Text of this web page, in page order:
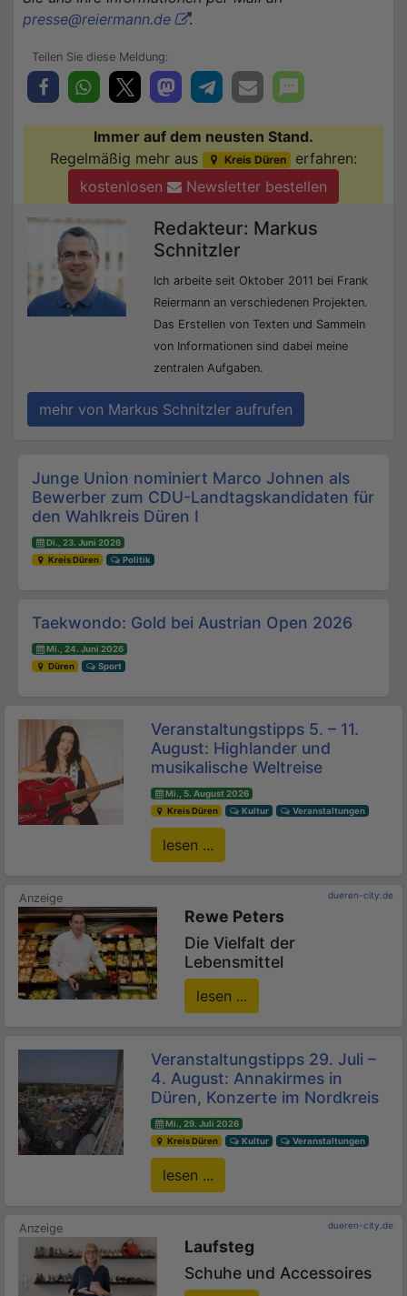
presse@reiermann.de
.
Immer auf dem neusten Stand.
Regelmäßig mehr aus
Kreis Düren erfahren:
kostenlosen
Newsletter bestellen
Redakteur: Markus
Schnitzler
Ich arbeite seit Oktober 2011 bei Frank
Reiermann an verschiedenen Projekten.
Das Erstellen von Texten und Sammeln
von Informationen sind dabei meine
zentralen Aufgaben.
mehr von Markus Schnitzler aufrufen
Beitrags-Navigation
Junge Union nominiert Marco Johnen als
Bewerber zum CDU-Landtagskandidaten für
den Wahlkreis Düren I
Di., 23. Juni 2026
Kreis Düren
Politik
Taekwondo: Gold bei Austrian Open 2026
Mi., 24. Juni 2026
Düren
Sport
Veranstaltungstipps 5. – 11.
August: Highlander und
musikalische Weltreise
Mi., 5. August 2026
Kreis Düren
Kultur Veranstaltungen
lesen ...
dueren-city.de
Rewe Peters
Die Vielfalt der
Lebensmittel
lesen ...
Veranstaltungstipps 29. Juli –
4. August: Annakirmes in
Düren, Konzerte im Nordkreis
Mi., 29. Juli 2026
Kreis Düren
Kultur Veranstaltungen
lesen ...
dueren-city.de
Laufsteg
Schuhe und Accessoires